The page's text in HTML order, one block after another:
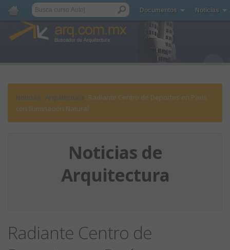
Documentos Noticias
Noticias : Arquitectura : Radiante Centro de Deportes en París
con Iluminación Natural
Noticias de
Arquitectura
Radiante Centro de